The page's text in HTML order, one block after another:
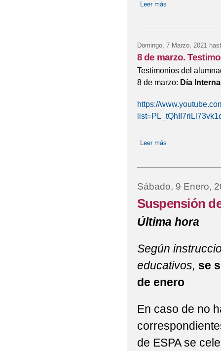
Leer más
Domingo, 7 Marzo, 2021
8 de marzo.
Testimonios del
8 de marzo: Día
https://
Leer más
Sábado, 9 Enero,
Suspensión
Última hora
Según
educativos, se
de enero
En caso de no
de ESPA se